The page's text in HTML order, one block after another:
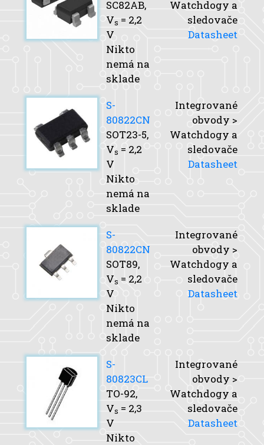
SC82AB,
Vs = 2,2
V
Nikto
nemá na
sklade
Watchdogy a
sledovače
Datasheet
S-
80822CN
SOT23-5,
Vs = 2,2
V
Nikto
nemá na
sklade
Integrované
obvody >
Watchdogy a
sledovače
Datasheet
S-
80822CN
SOT89,
Vs = 2,2
V
Nikto
nemá na
sklade
Integrované
obvody >
Watchdogy a
sledovače
Datasheet
S-
80823CL
TO-92,
Vs = 2,3
V
Nikto
Integrované
obvody >
Watchdogy a
sledovače
Datasheet